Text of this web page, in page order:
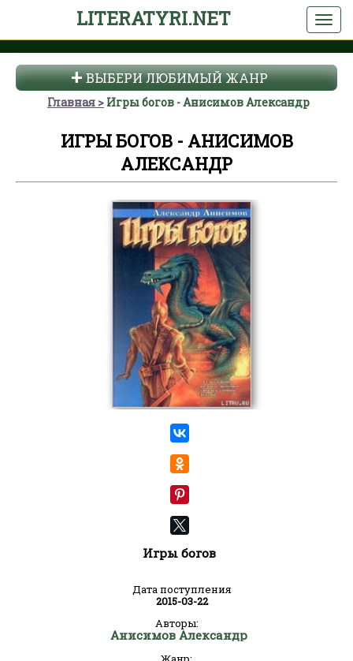
LITERATYRI.NET
ВЫБЕРИ ЛЮБИМЫЙ ЖАНР
Главная Игры богов - Анисимов Александр
ИГРЫ БОГОВ - АНИСИМОВ
АЛЕКСАНДР
Игры богов
Дата поступления
2015-03-22
Авторы:
Анисимов Александр